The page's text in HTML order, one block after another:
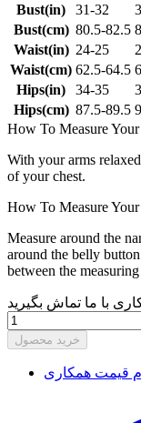
Bust(in)
31-32
Bust(cm) 80.5-82.5
Waist(in) 24-25
Waist(cm) 62.5-64.5
Hips(in)
34-35
Hips(cm) 87.5-89.5
How To Measure
With your arms
of your chest.
How To Measure
Measure around the
around the belly
between the
با ما تماش بگیرید
خرید محصول
قیمت همکاری